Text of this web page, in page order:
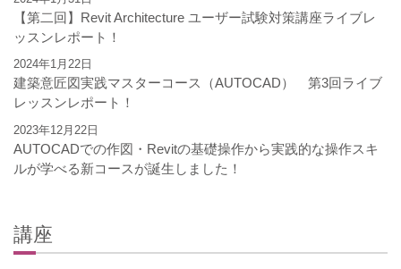
【第二回】Revit Architecture ユーザー試験対策講座ライブレ
ッスンレポート！
2024年1月22日
建築意匠図実践マスターコース（AUTOCAD） 第3回ライブ
レッスンレポート！
2023年12月22日
AUTOCADでの作図・Revitの基礎操作から実践的な操作スキ
ルが学べる新コースが誕生しました！
講座